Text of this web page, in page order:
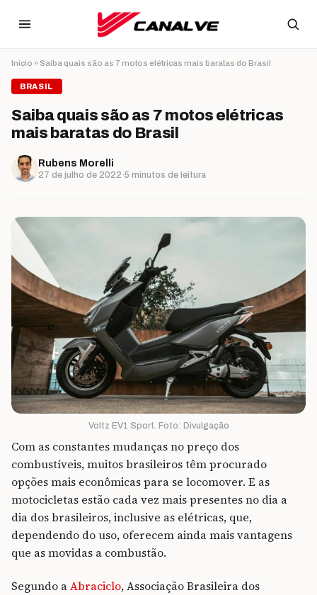
Início » Saiba quais são as 7 motos elétricas mais baratas do Brasil
BRASIL
Saiba quais são as 7 motos elétricas
mais baratas do Brasil
Rubens Morelli
27 de julho de 2022·5 minutos de leitura
Voltz EV1 Sport. Foto: Divulgação
Com as constantes mudanças no preço dos
combustíveis, muitos brasileiros têm procurado
opções mais econômicas para se locomover. E as
motocicletas estão cada vez mais presentes no dia a
dia dos brasileiros, inclusive as elétricas, que,
dependendo do uso, oferecem ainda mais vantagens
que as movidas a combustão.
Segundo aAbraciclo, Associação Brasileira dos